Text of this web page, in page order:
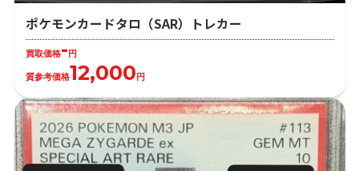
ポケモンカードタロ（SAR）トレカー
買取価格-円
質参考価格12,000円